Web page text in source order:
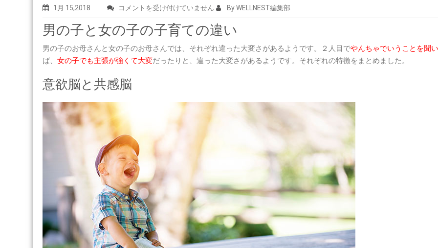
1月 15,2018
男
子
と
女
子
の
て
の
違
い
と
は
は
コメントを受け付けていません By WELLNEST編集部
男の子と女の子の子育ての違い
男の子のお母さんと女の子のお母さんでは、それぞれ違った大変さがあるようです。２人目でやんちゃでいうことを聞
ば、 女の子でも主張が強くて大変だったりと、違った大変さがあるようです。それぞれの特徴をまとめました。
意欲脳と共感脳